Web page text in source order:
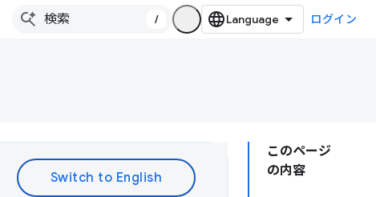
/ ログイン
このページ
の内容